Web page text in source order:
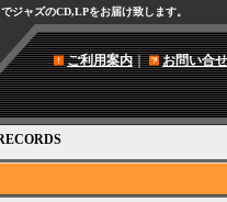
ジャズのCD,LPをお届け致します。
ご利用案内｜ お問い合せ